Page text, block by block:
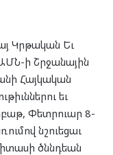
Կրթական Եւ
ի Շրջանային
Հայկական
եւ
Փետրուար 8-
նշուեցաւ
ծննդեան